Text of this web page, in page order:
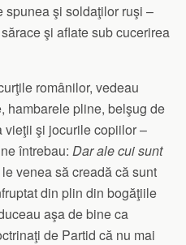
spunea şi soldaţilor ruşi –
şi aflate sub cucerirea
românilor, vedeau
hambarele pline, belşug de
vieţii şi jocurile copiilor –
întrebau: Dar ale cui sunt
venea să creadă că sunt
din plin din bogăţiile
aşa de bine ca
de Partid că nu mai